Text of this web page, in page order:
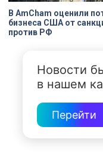
В AmCham оценили
бизнеса США от
против РФ
Новости
в нашем
Перейти